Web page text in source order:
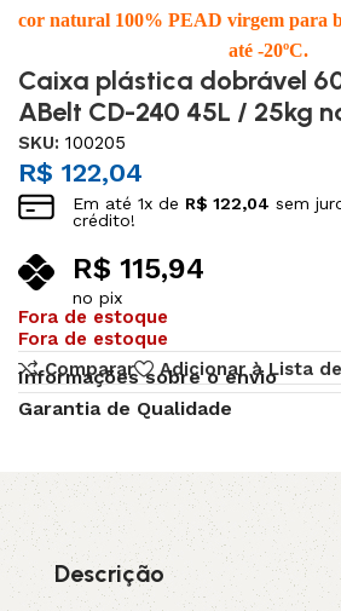
cor natural 100% PEAD virgem para
até -20ºC.
Caixa plástica dobrável
ABelt CD-240 45L / 25kg
SKU:100205
R$ 122,04
Em até1x de R$ 122,04 sem
crédito!
R$ 115,94
no pix
Fora de estoque
Fora de estoque
Comparar
Adicionar à Lista
Informações sobre o envio
Garantia de Qualidade
Descrição